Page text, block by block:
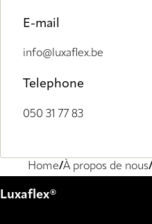
E-mail
info@luxaflex.be
Telephone
050 31 77 83
Home À propos de nous
Luxaflex®